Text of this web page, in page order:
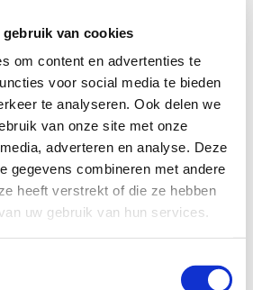
gebruik van cookies
om content en advertenties te
voor social media te bieden
te analyseren. Ook delen we
van onze site met onze
adverteren en analyse. Deze
gegevens combineren met andere
heeft verstrekt of die ze hebben
uw gebruik van hun services.
kan gewoon niet.
werken voor mensen met jonge
Het kost mentale, fysieke,
energie. Mentale energie omdat
focus op je taak te houden. Er is
Fysieke energie omdat wat overdag
afgemaakt en dat gaat ten koste
energie omdat je samen met
te lossen wie wanneer werkt en
tijd overblijft voor elkaar.
omdat ook de angst voor het
en dit verhoogt de stress.